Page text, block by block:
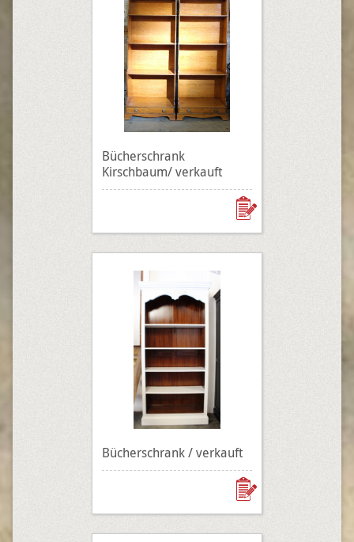
Bücherschrank
Kirschbaum/ verkauft
Bücherschrank / verkauft